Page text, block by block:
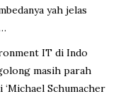
yah jelas
IT di Indo
masih parah
Schumacher